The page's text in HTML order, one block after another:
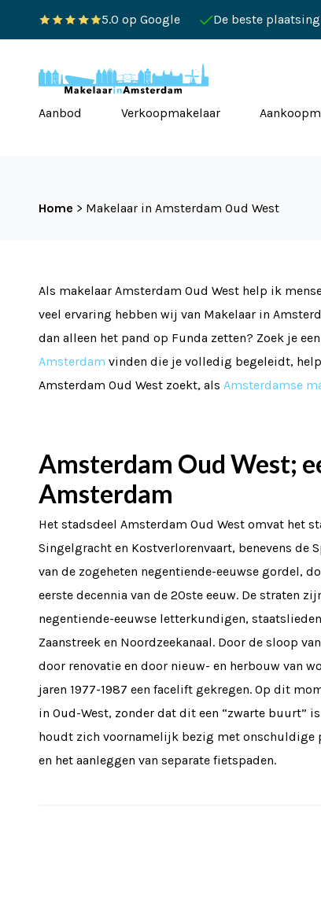
5.0 op Google De beste
Aanbod Verkoopmakelaar
Home > Makelaar in Amsterdam Oud West
Als makelaar Amsterdam Oud West help ik
veel ervaring hebben wij van Makelaar in
dan alleen het pand op Funda zetten? Zoek je
Amsterdam vinden die je volledig begeleidt,
Amsterdam Oud West zoekt, als Amsterdamse
Amsterdam Oud West;
Amsterdam
Het stadsdeel Amsterdam Oud West omvat het
Singelgracht en Kostverlorenvaart, benevens de
van de zogeheten negentiende-eeuwse gordel,
eerste decennia van de 20ste eeuw. De straten
negentiende-eeuwse letterkundigen,
Zaanstreek en Noordzeekanaal. Door de sloop
door renovatie en door nieuw- en herbouw van
jaren 1977-1987 een facelift gekregen. Op dit
in Oud-West, zonder dat dit een “zwarte buurt”
houdt zich voornamelijk bezig met onschuldige
en het aanleggen van separate fietspaden.